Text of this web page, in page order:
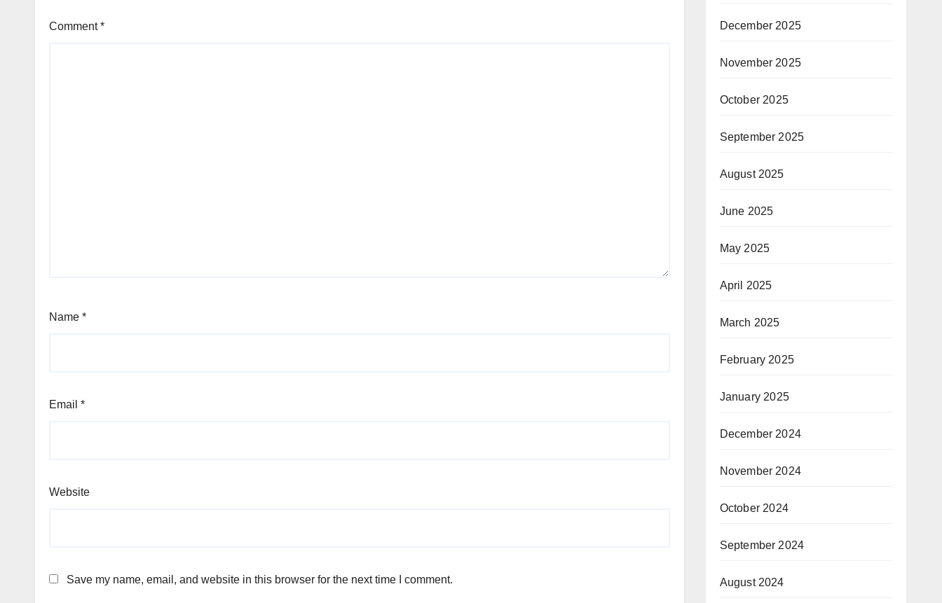
Comment*
Name *
Email *
Website
Save my name, email, and website in this browser for the next time I comment.
December 2025
November 2025
October 2025
September 2025
August 2025
June 2025
May 2025
April 2025
March 2025
February 2025
January 2025
December 2024
November 2024
October 2024
September 2024
August 2024